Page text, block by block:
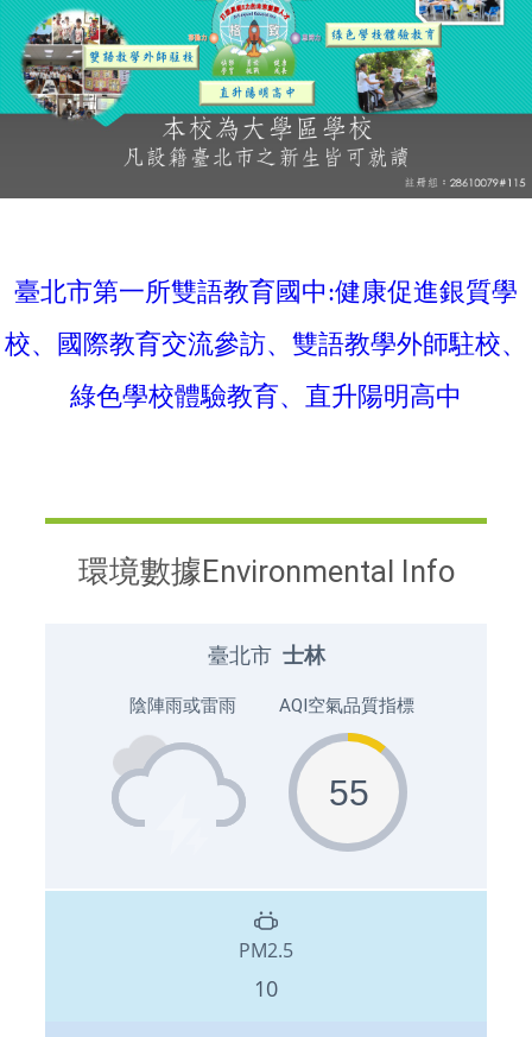
臺北市第一所雙語教育國中:健康促進銀質學
校、國際教育交流參訪、雙語教學外師駐校、
綠色學校體驗教育、直升陽明高中
環境數據Environmental Info
臺北市 士林
陰陣雨或雷雨 AQI空氣品質指標
55
PM2.5
10